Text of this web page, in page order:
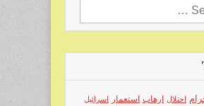
احتلال ارهاب استعمار اسرائيل